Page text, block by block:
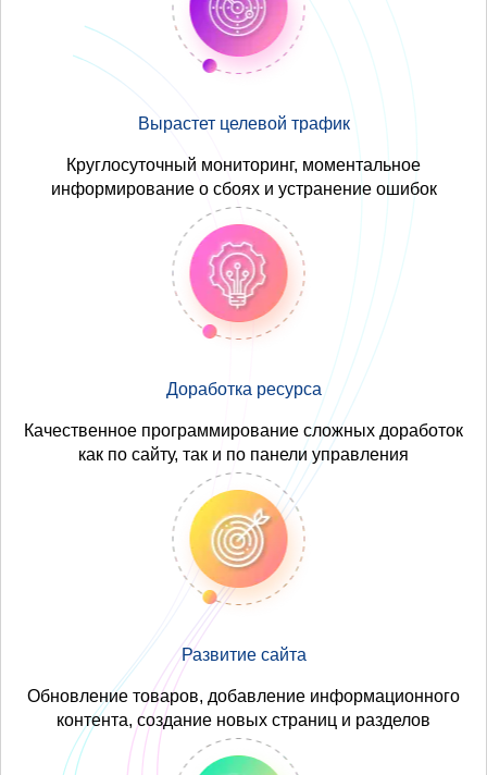
Вырастет целевой трафик
Круглосуточный мониторинг, моментальное
информирование о сбоях и устранение ошибок
Доработка ресурса
Качественное программирование сложных доработок
как по сайту, так и по панели управления
Развитие сайта
Обновление товаров, добавление информационного
контента, создание новых страниц и разделов